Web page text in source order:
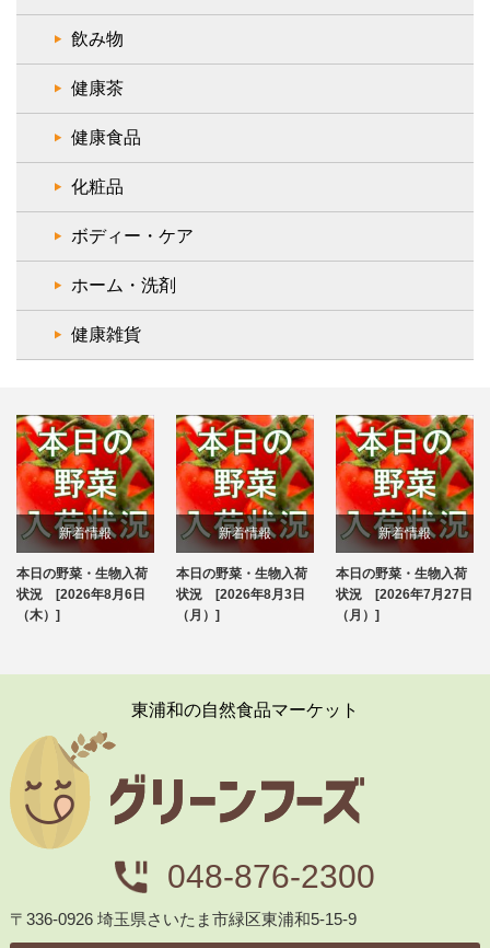
飲み物
健康茶
健康食品
化粧品
ボディー・ケア
ホーム・洗剤
健康雑貨
新着情報
ブログ
本日の野菜・生物入荷
状況 [2026年8月6日
（木）]
新着情報
ブログ
本日の野菜・生物入荷
状況 [2026年8月3日
（月）]
新着情報
ブログ
本日の野菜・生物入荷
状況 [2026年7月27日
（月）]
東浦和の自然食品マーケット
048-876-2300
〒336-0926 埼玉県さいたま市緑区東浦和5-15-9